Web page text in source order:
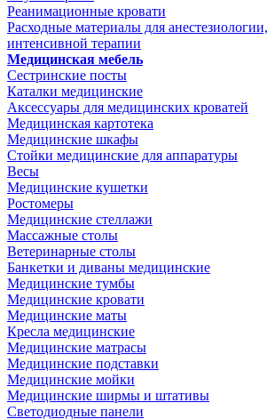
Реанимационные кровати
Расходные материалы для
интенсивной терапии
Медицинская мебель
Сестринские посты
Каталки медицинские
Аксессуары для медицинских кроватей
Медицинская картотека
Медицинские шкафы
Стойки медицинские для аппаратуры
Весы
Медицинские кушетки
Ростомеры
Медицинские стеллажи
Массажные столы
Ветеринарные столы
Банкетки и диваны медицинские
Медицинские тумбы
Медицинские кровати
Медицинские маты
Кресла медицинские
Медицинские матрасы
Медицинские подставки
Медицинские мойки
Медицинские ширмы и штативы
Светодиодные панели